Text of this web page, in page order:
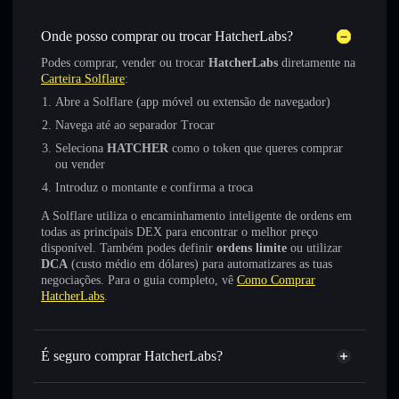
Onde posso comprar ou trocar HatcherLabs?
Podes comprar, vender ou trocar HatcherLabs diretamente na
Carteira Solflare:
Abre a Solflare (app móvel ou extensão de navegador)
Navega até ao separador Trocar
Seleciona HATCHER como o token que queres comprar
ou vender
Introduz o montante e confirma a troca
A Solflare utiliza o encaminhamento inteligente de ordens em
todas as principais DEX para encontrar o melhor preço
disponível. Também podes definir ordens limite ou utilizar
DCA (custo médio em dólares) para automatizares as tuas
negociações. Para o guia completo, vê Como Comprar
HatcherLabs.
É seguro comprar HatcherLabs?
HatcherLabs token verificado